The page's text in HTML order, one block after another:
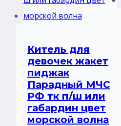
Китель для
девочек жакет
пиджак
Парадный МЧС
РФ тк п/ш или
габардин цвет
морской волна